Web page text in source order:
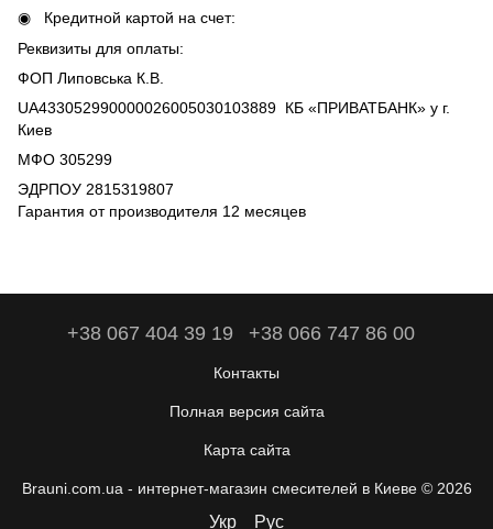
Кредитной картой на счет:
Реквизиты для оплаты:
ФОП Липовська К.В.
UA433052990000026005030103889 КБ «ПРИВАТБАНК» у г.
Киев
МФО 305299
ЭДРПОУ 2815319807
Гарантия от производителя 12 месяцев
+38 067 404 39 19 +38 066 747 86 00
Контакты
Полная версия сайта
Карта сайта
Brauni.com.ua - интернет-магазин смесителей в Киеве © 2026
Укр Рус